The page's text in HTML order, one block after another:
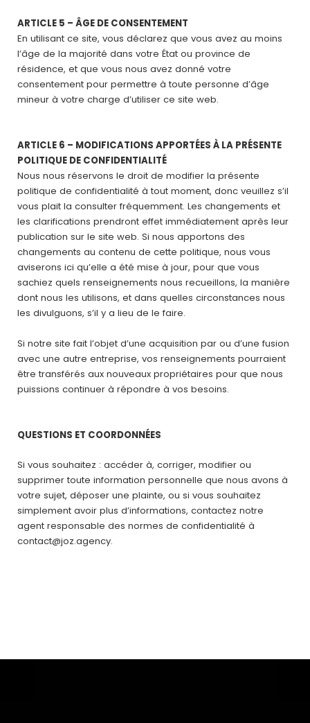
ARTICLE 5 – ÂGE DE CONSENTEMENT
En utilisant ce site, vous déclarez que vous avez au moins
l’âge de la majorité dans votre État ou province de
résidence, et que vous nous avez donné votre
consentement pour permettre à toute personne d’âge
mineur à votre charge d’utiliser ce site web.
ARTICLE 6 – MODIFICATIONS APPORTÉES À LA PRÉSENTE
POLITIQUE DE CONFIDENTIALITÉ
Nous nous réservons le droit de modifier la présente
politique de confidentialité à tout moment, donc veuillez s’il
vous plait la consulter fréquemment. Les changements et
les clarifications prendront effet immédiatement après leur
publication sur le site web. Si nous apportons des
changements au contenu de cette politique, nous vous
aviserons ici qu’elle a été mise à jour, pour que vous
sachiez quels renseignements nous recueillons, la manière
dont nous les utilisons, et dans quelles circonstances nous
les divulguons, s’il y a lieu de le faire.
Si notre site fait l’objet d’une acquisition par ou d’une fusion
avec une autre entreprise, vos renseignements pourraient
être transférés aux nouveaux propriétaires pour que nous
puissions continuer à répondre à vos besoins.
QUESTIONS ET COORDONNÉES
Si vous souhaitez : accéder à, corriger, modifier ou
supprimer toute information personnelle que nous avons à
votre sujet, déposer une plainte, ou si vous souhaitez
simplement avoir plus d’informations, contactez notre
agent responsable des normes de confidentialité à
contact@joz.agency.